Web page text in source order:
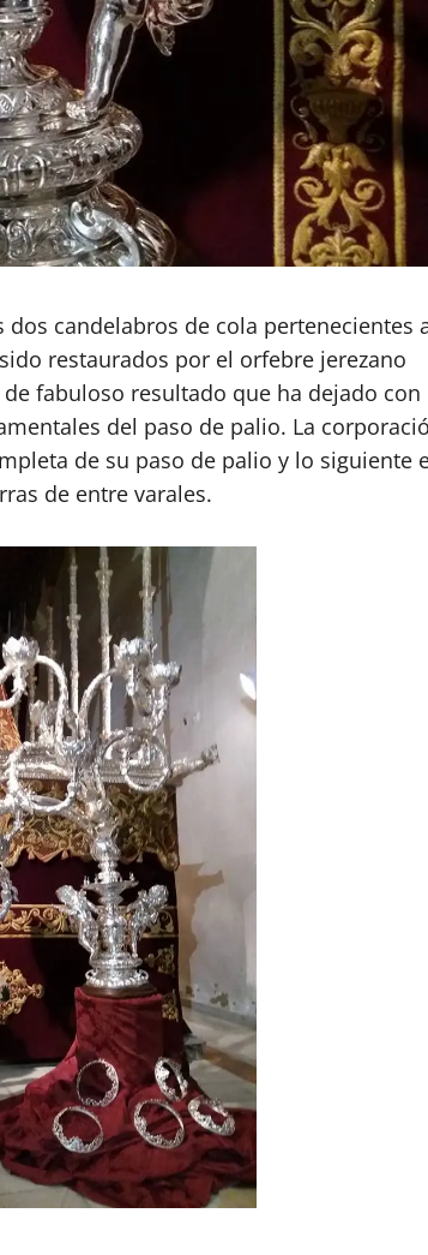
candelabros de cola pertenecientes
restaurados por el orfebre jerezano
fabuloso resultado que ha dejado con
del paso de palio. La
de su paso de palio y lo siguiente
de entre varales.